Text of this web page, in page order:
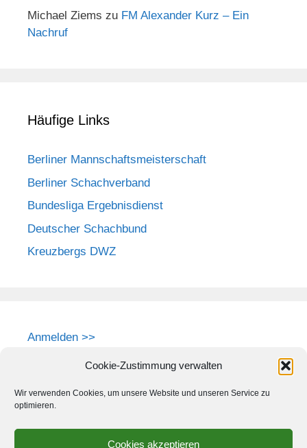
Cookie-Zustimmung verwalten
Wir verwenden Cookies, um unsere Website und unseren Service zu
optimieren.
Cookies akzeptieren
Michael Ziems zu FM Alexander Kurz – Ein
Nachruf
Häufige Links
Berliner Mannschaftsmeisterschaft
Berliner Schachverband
Bundesliga Ergebnisdienst
Deutscher Schachbund
Kreuzbergs DWZ
Anmelden >>